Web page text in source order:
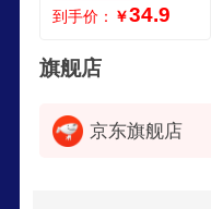
到手价： ￥34.9
旗舰店
京东旗舰店